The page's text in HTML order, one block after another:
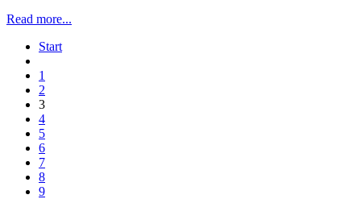
Read more...
Start
1
2
3
4
5
6
7
8
9